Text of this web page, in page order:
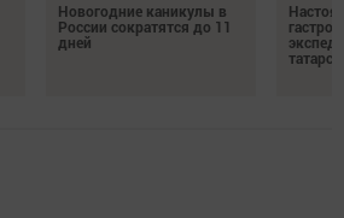
Новогодние каникулы в
России сократятся до 11
дней